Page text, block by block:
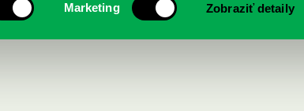
Marketing Zobraziť detaily